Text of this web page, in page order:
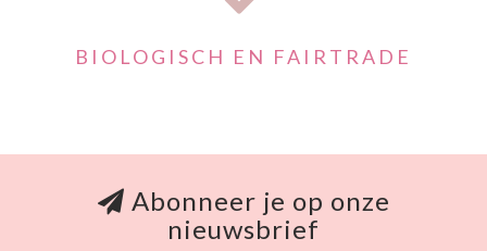
BIOLOGISCH EN FAIRTRADE
Abonneer je op onze
nieuwsbrief